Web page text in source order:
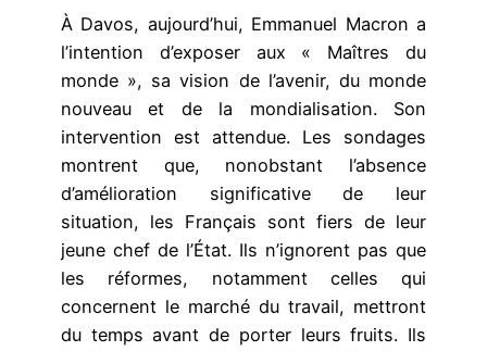
À Davos, aujourd’hui, Emmanuel Macron a
l’intention d’exposer aux « Maîtres du
monde », sa vision de l’avenir, du monde
nouveau et de la mondialisation. Son
intervention est attendue. Les sondages
montrent que, nonobstant l’absence
d’amélioration significative de leur
situation, les Français sont fiers de leur
jeune chef de l’État. Ils n’ignorent pas que
les réformes, notamment celles qui
concernent le marché du travail, mettront
du temps avant de porter leurs fruits. Ils